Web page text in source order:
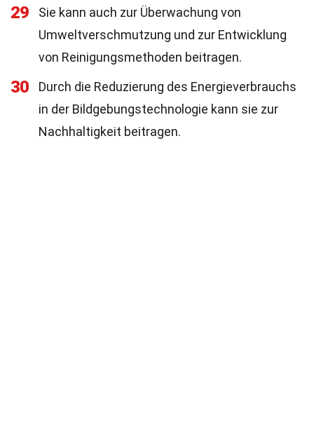
29
Sie kann auch zur Überwachung von
Umweltverschmutzung und zur Entwicklung
von Reinigungsmethoden beitragen.
30
Durch die Reduzierung des Energieverbrauchs
in der Bildgebungstechnologie kann sie zur
Nachhaltigkeit beitragen.